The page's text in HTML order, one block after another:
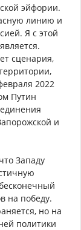
эйфории.
линию и
Я с этой
сценария,
2022
Путин
и
Западу
на победу.
но на
политики